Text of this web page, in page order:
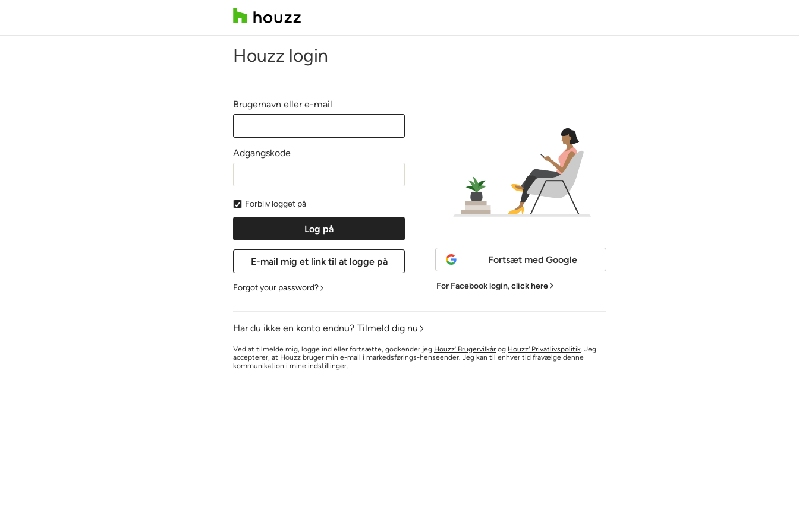
Houzz login
Brugernavn eller e-mail
Adgangskode
Forbliv logget på
Forgot your password?
Fortsæt med Google
For Facebook login,click here
Har du ikke en konto endnu? Tilmeld dig nu
Ved at tilmelde mig, logge ind eller fortsætte, godkender jeg Houzz’ Brugervilkår og Houzz' Privatlivspolitik. Jeg
accepterer, at Houzz bruger min e-mail i markedsførings-henseender. Jeg kan til enhver tid fravælge denne
kommunikation i mine indstillinger.